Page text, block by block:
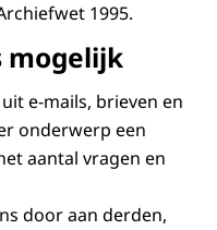
1995.
mogelijk
e-mails, brieven en
onderwerp een
aantal vragen en
door aan derden,